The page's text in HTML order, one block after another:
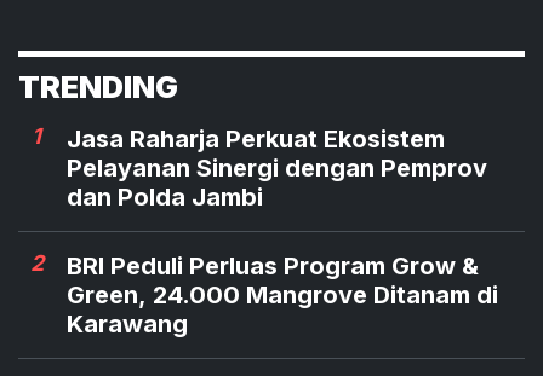
TRENDING
1
Jasa Raharja Perkuat Ekosistem
Pelayanan Sinergi dengan Pemprov
dan Polda Jambi
2
BRI Peduli Perluas Program Grow &
Green, 24.000 Mangrove Ditanam di
Karawang